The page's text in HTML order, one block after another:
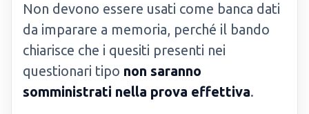
Non devono essere usati come banca dati
da imparare a memoria, perché il bando
chiarisce che i quesiti presenti nei
questionari tipo non saranno
somministrati nella prova effettiva.